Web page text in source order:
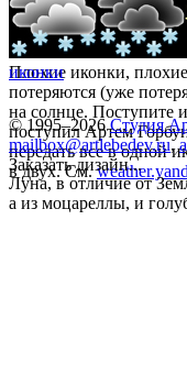
Плохие иконки,
потеряются (уже
на солнце. Поступите
поступил Артем
передать все в одной
в двух. См.
Луна, в отличие от
а из моцареллы, и
иконки
© 1995–2026 Студия
mailbox@artlebedev.ru,
Заказать дизайн...